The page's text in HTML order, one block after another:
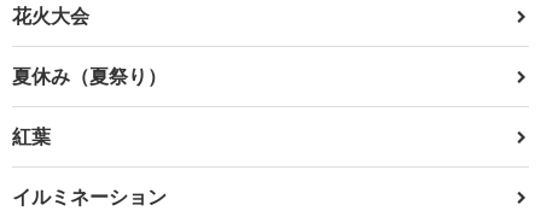
花火大会
夏休み（夏祭り）
紅葉
イルミネーション